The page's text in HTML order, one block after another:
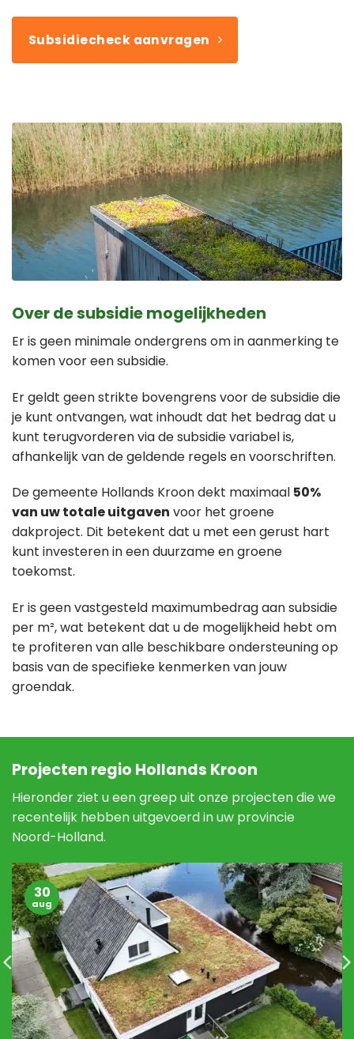
Subsidiecheck aanvragen
Over de subsidie mogelijkheden
Er is geen minimale ondergrens om in aanmerking te
komen voor een subsidie.
Er geldt geen strikte bovengrens voor de subsidie die
je kunt ontvangen, wat inhoudt dat het bedrag dat u
kunt terugvorderen via de subsidie variabel is,
afhankelijk van de geldende regels en voorschriften.
De gemeente Hollands Kroon dekt maximaal 50%
van uw totale uitgaven voor het groene
dakproject. Dit betekent dat u met een gerust hart
kunt investeren in een duurzame en groene
toekomst.
Er is geen vastgesteld maximumbedrag aan subsidie
per m², wat betekent dat u de mogelijkheid hebt om
te profiteren van alle beschikbare ondersteuning op
basis van de specifieke kenmerken van jouw
groendak.
Projecten regio Hollands Kroon
Hieronder ziet u een greep uit onze projecten die we
recentelijk hebben uitgevoerd in uw provincie
Noord-Holland.
30
aug